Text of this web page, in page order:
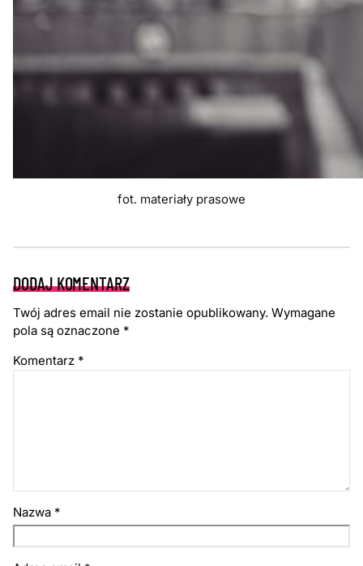
fot. materiały prasowe
DODAJ KOMENTARZ
Twój adres email nie zostanie opublikowany. Wymagane
pola są oznaczone *
Komentarz *
Nazwa *